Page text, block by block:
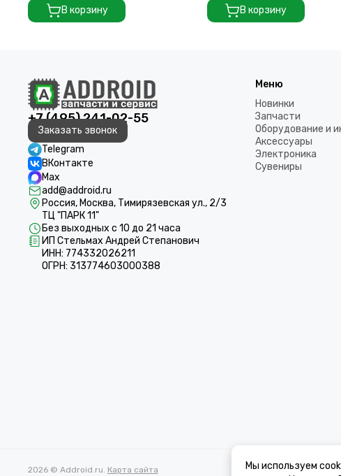
В корзину В корзину
+7 (495) 241-02-55
Заказать звонок
Telegram
ВКонтакте
Max
add@addroid.ru
Россия, Москва, Тимирязевская ул., 2/3
ТЦ "ПАРК 11"
Без выходных с 10 до 21 часа
ИП Стельмах Андрей Степанович
ИНН: 774332026211
ОГРН: 313774603000388
Меню
Новинки
Запчасти
Оборудование и
Аксессуары
Электроника
Сувениры
2026 © Addroid.ru. Карта сайта
Мы используем